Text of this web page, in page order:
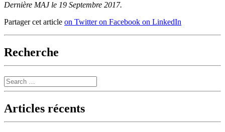
Dernière MAJ le 19 Septembre 2017.
Partager cet article on Twitter on Facebook on LinkedIn
Recherche
Search
Articles récents